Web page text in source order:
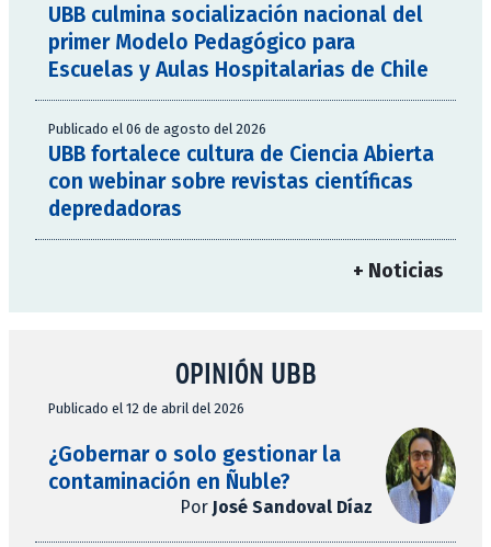
UBB culmina socialización nacional del
primer Modelo Pedagógico para
Escuelas y Aulas Hospitalarias de Chile
Publicado el 06 de agosto del 2026
UBB fortalece cultura de Ciencia Abierta
con webinar sobre revistas científicas
depredadoras
+ Noticias
OPINIÓN UBB
Publicado el 12 de abril del 2026
¿Gobernar o solo gestionar la
contaminación en Ñuble?
Por José Sandoval Díaz